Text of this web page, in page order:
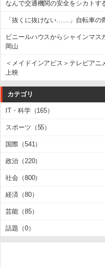
なんで交通機関の安全をシカトす
「抜くに抜けない……」自転車の
ビニールハウスからシャインマ
岡山
＜メイドインアビス＞テレビア
上映
カテゴリ
IT・科学（165）
スポーツ（55）
国際（541）
政治（220）
社会（800）
経済（80）
芸能（85）
話題（0）